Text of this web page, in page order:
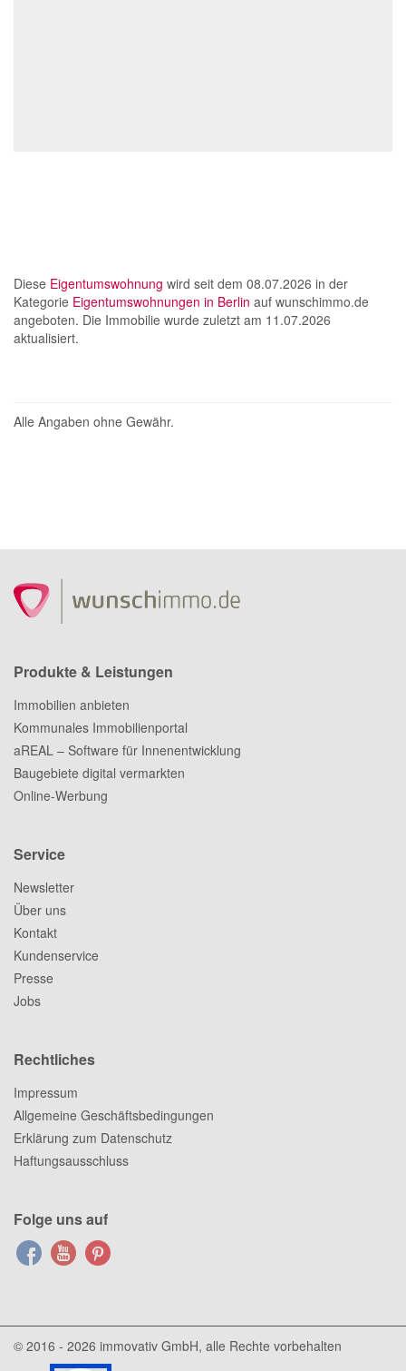
Diese Eigentumswohnung wird seit dem 08.07.2026 in der
Kategorie Eigentumswohnungen in Berlin auf wunschimmo.de
angeboten. Die Immobilie wurde zuletzt am 11.07.2026
aktualisiert.
Alle Angaben ohne Gewähr.
Produkte & Leistungen
Immobilien anbieten
Kommunales Immobilienportal
aREAL – Software für Innenentwicklung
Baugebiete digital vermarkten
Online-Werbung
Service
Newsletter
Über uns
Kontakt
Kundenservice
Presse
Jobs
Rechtliches
Impressum
Allgemeine Geschäftsbedingungen
Erklärung zum Datenschutz
Haftungsausschluss
Folge uns auf
© 2016 - 2026 immovativ GmbH, alle Rechte vorbehalten